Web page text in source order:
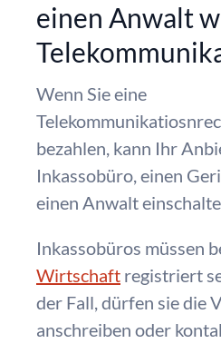
einen Anwalt
Wenn Sie eine
bezahlen, kann Ihr
Inkassobüro, einen
einen Anwalt
Inkassobüros müssen
Wirtschaft registriert
der Fall, dürfen sie die
anschreiben oder